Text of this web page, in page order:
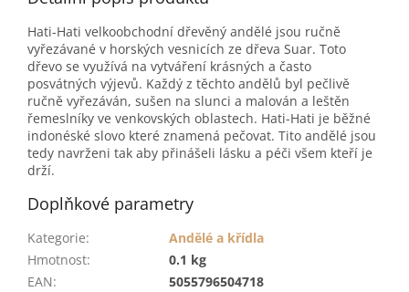
Hati-Hati velkoobchodní dřevěný andělé jsou ručně
vyřezávané v horských vesnicích ze dřeva Suar. Toto
dřevo se využívá na vytváření krásných a často
posvátných výjevů. Každý z těchto andělů byl pečlivě
ručně vyřezáván, sušen na slunci a malován a leštěn
řemeslníky ve venkovských oblastech. Hati-Hati je běžné
indonéské slovo které znamená pečovat. Tito andělé jsou
tedy navrženi tak aby přinášeli lásku a péči všem kteří je
drží.
Doplňkové parametry
Kategorie:
Andělé a křídla
Hmotnost:
0.1 kg
EAN:
5055796504718